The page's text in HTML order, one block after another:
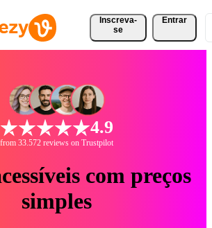
Inscreva-
se
Entrar
4.9
from 33.572 reviews on Trustpilot
com preços
simples